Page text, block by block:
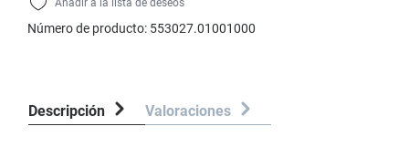
Añadir a la lista de deseos
Número de producto: 553027.01001000
Descripción Valoraciones